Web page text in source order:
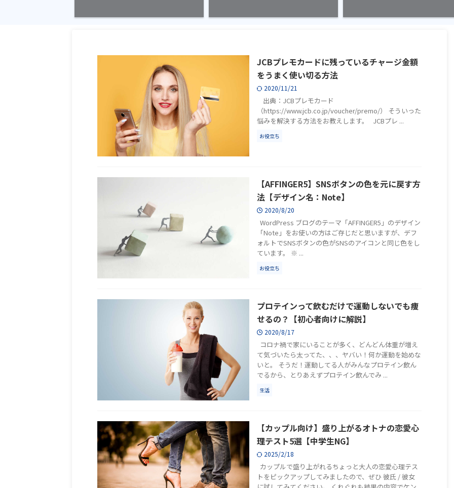
JCBプレモカードに残っているチャージ金額
をうまく使い切る方法
2020/11/21
出典：JCBプレモカード
（https://www.jcb.co.jp/voucher/premo/） そういった
悩みを解決する方法をお教えします。 JCBプレ ...
お役立ち
【AFFINGER5】SNSボタンの色を元に戻す方
法【デザイン名：Note】
2020/8/20
WordPress ブログのテーマ「AFFINGER5」のデザイン
「Note」をお使いの方はご存じだと思いますが、デフ
ォルトでSNSボタンの色がSNSのアイコンと同じ色をし
ています。 ※ ...
お役立ち
プロテインって飲むだけで運動しないでも痩
せるの？【初心者向けに解説】
2020/8/17
コロナ禍で家にいることが多く、どんどん体重が増え
て気づいたら太ってた、、、ヤバい！何か運動を始めな
いと。 そうだ！運動してる人がみんなプロテイン飲ん
でるから、とりあえずプロテイン飲んでみ ...
生活
【カップル向け】盛り上がるオトナの恋愛心
理テスト5選【中学生NG】
2025/2/18
カップルで盛り上がれるちょっと大人の恋愛心理テス
トをピックアップしてみましたので、ぜひ 彼氏 / 彼女